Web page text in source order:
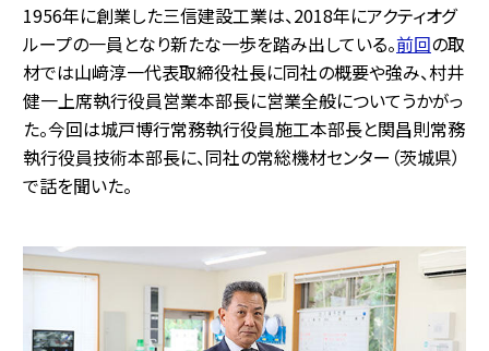
1956年に創業した三信建設工業は、2018年にアクティオグ
ループの一員となり新たな一歩を踏み出している。前回の取
材では山﨑淳一代表取締役社長に同社の概要や強み、村井
健一上席執行役員営業本部長に営業全般についてうかがっ
た。今回は城戸博行常務執行役員施工本部長と関昌則常務
執行役員技術本部長に、同社の常総機材センター（茨城県）
で話を聞いた。